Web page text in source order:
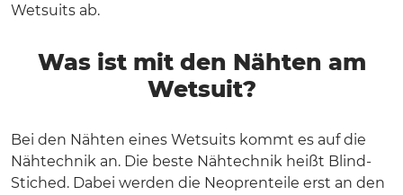
Wetsuits ab.
Was ist mit den Nähten am
Wetsuit?
Bei den Nähten eines Wetsuits kommt es auf die
Nähtechnik an. Die beste Nähtechnik heißt Blind-
Stiched. Dabei werden die Neoprenteile erst an den